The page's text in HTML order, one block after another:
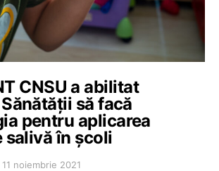
CNSU a abilitat
să facă
pentru aplicarea
salivă în școli
11 noiembrie 2021